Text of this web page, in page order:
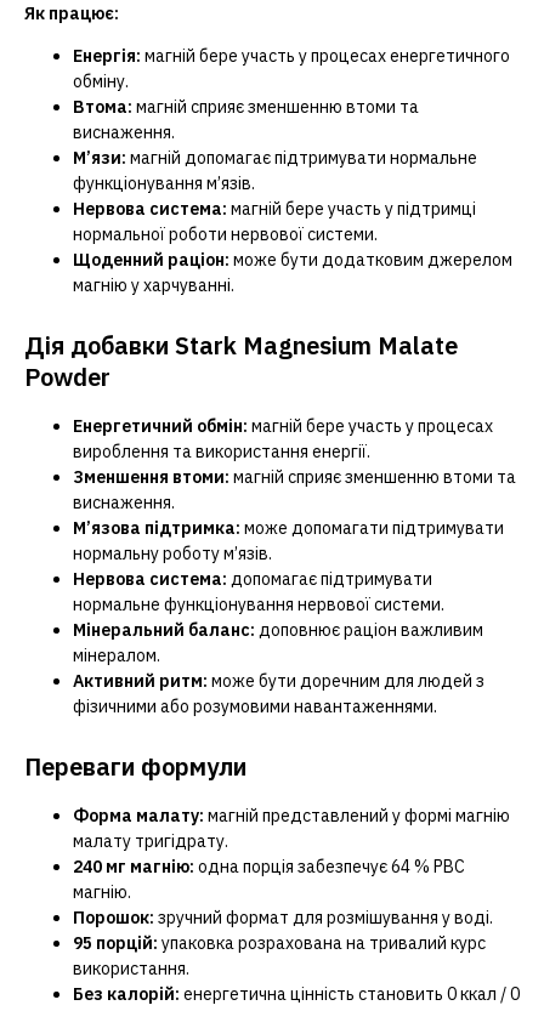
Як працює:
Енергія: магній бере участь у процесах енергетичного
обміну.
Втома: магній сприяє зменшенню втоми та
виснаження.
М’язи: магній допомагає підтримувати нормальне
функціонування м’язів.
Нервова система: магній бере участь у підтримці
нормальної роботи нервової системи.
Щоденний раціон: може бути додатковим джерелом
магнію у харчуванні.
Дія добавки Stark Magnesium Malate
Powder
Енергетичний обмін: магній бере участь у процесах
вироблення та використання енергії.
Зменшення втоми: магній сприяє зменшенню втоми та
виснаження.
М’язова підтримка: може допомагати підтримувати
нормальну роботу м’язів.
Нервова система: допомагає підтримувати
нормальне функціонування нервової системи.
Мінеральний баланс: доповнює раціон важливим
мінералом.
Активний ритм: може бути доречним для людей з
фізичними або розумовими навантаженнями.
Переваги формули
Форма малату: магній представлений у формі магнію
малату тригідрату.
240 мг магнію: одна порція забезпечує 64 % РВС
магнію.
Порошок: зручний формат для розмішування у воді.
95 порцій: упаковка розрахована на тривалий курс
використання.
Без калорій: енергетична цінність становить 0 ккал / 0